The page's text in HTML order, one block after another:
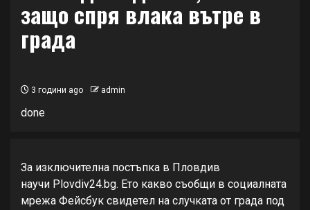
защо спря влака вътре в
града
3 години ago admin
done
За изключителна постъпка в Пловдив
научи Plovdiv24.bg. Ето какво съобщи в социалната
мрежа Фейсбук свидетел на случката от града под